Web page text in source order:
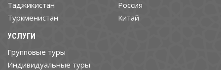
Таджикистан
Туркменистан
Россия
Китай
УСЛУГИ
Групповые туры
Индивидуальные туры